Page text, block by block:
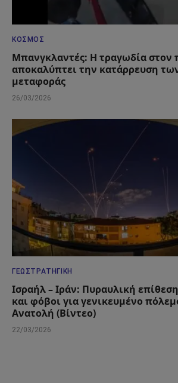
ΚΌΣΜΟΣ
Μπανγκλαντές: Η τραγωδία στον
αποκαλύπτει την κατάρρευση
μεταφοράς
26/03/2026
ΓΕΩΣΤΡΑΤΗΓΙΚΉ
Ισραήλ – Ιράν: Πυραυλική
και φόβοι για γενικευμένο
Ανατολή (Βίντεο)
22/03/2026